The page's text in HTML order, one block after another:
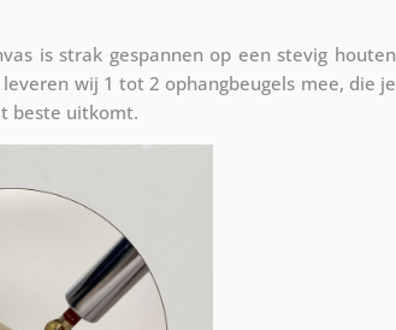
is strak gespannen op een stevig houten
wij 1 tot 2 ophangbeugels mee, die je
beste uitkomt.